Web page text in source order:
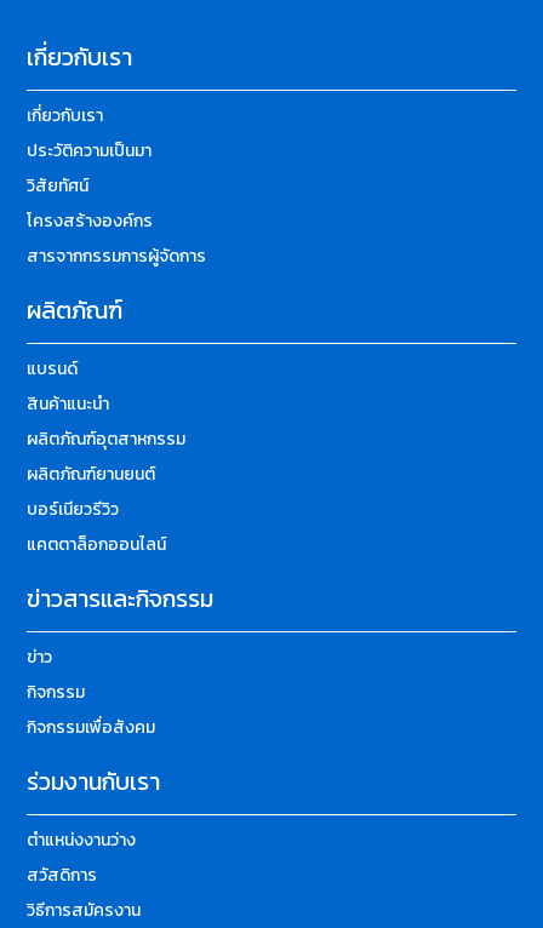
เกี่ยวกับเรา
เกี่ยวกับเรา
ประวัติความเป็นมา
วิสัยทัศน์
โครงสร้างองค์กร
สารจากกรรมการผู้จัดการ
ผลิตภัณฑ์
แบรนด์
สินค้าแนะนำ
ผลิตภัณฑ์อุตสาหกรรม
ผลิตภัณฑ์ยานยนต์
บอร์เนียวรีวิว
แคตตาล็อกออนไลน์
ข่าวสารและกิจกรรม
ข่าว
กิจกรรม
กิจกรรมเพื่อสังคม
ร่วมงานกับเรา
ตำแหน่งงานว่าง
สวัสดิการ
วิธีการสมัครงาน